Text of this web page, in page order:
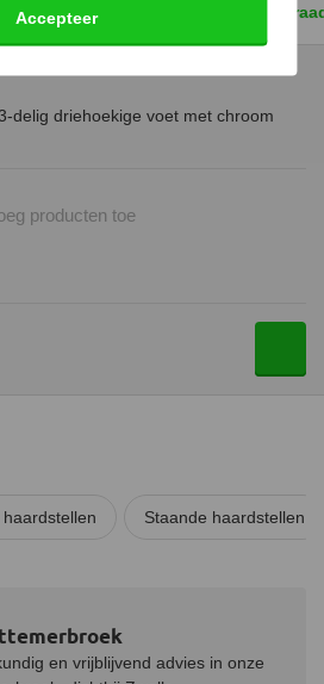
Op
delig driehoekige voet met chroom
producten toe
haardstellen Staande haardstellen
en vrijblijvend advies in onze
Accepteer